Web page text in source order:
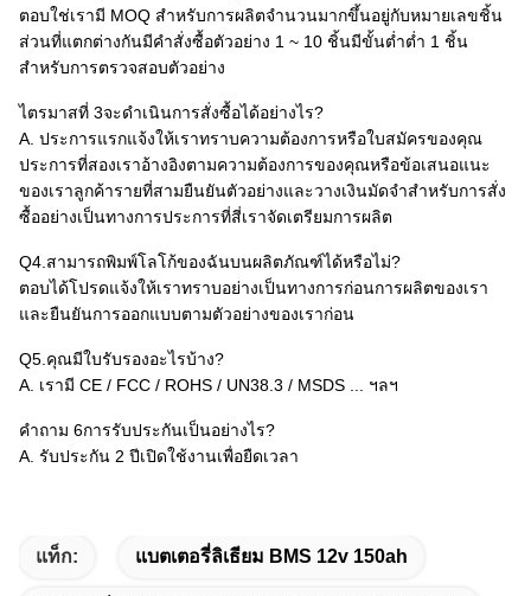
ตอบใช่เรามี MOQ สำหรับการผลิตจำนวนมากขึ้นอยู่กับหมายเลขชิ้น
ส่วนที่แตกต่างกันมีคำสั่งซื้อตัวอย่าง 1 ~ 10 ชิ้นมีขั้นต่ำต่ำ 1 ชิ้น
สำหรับการตรวจสอบตัวอย่าง
ไตรมาสที่ 3จะดำเนินการสั่งซื้อได้อย่างไร?
A. ประการแรกแจ้งให้เราทราบความต้องการหรือใบสมัครของคุณ
ประการที่สองเราอ้างอิงตามความต้องการของคุณหรือข้อเสนอแนะ
ของเราลูกค้ารายที่สามยืนยันตัวอย่างและวางเงินมัดจำสำหรับการสั่ง
ซื้ออย่างเป็นทางการประการที่สี่เราจัดเตรียมการผลิต
Q4.สามารถพิมพ์โลโก้ของฉันบนผลิตภัณฑ์ได้หรือไม่?
ตอบได้โปรดแจ้งให้เราทราบอย่างเป็นทางการก่อนการผลิตของเรา
และยืนยันการออกแบบตามตัวอย่างของเราก่อน
Q5.คุณมีใบรับรองอะไรบ้าง?
A. เรามี CE / FCC / ROHS / UN38.3 / MSDS ... ฯลฯ
คำถาม 6การรับประกันเป็นอย่างไร?
A. รับประกัน 2 ปีเปิดใช้งานเพื่อยืดเวลา
แท็ก: แบตเตอรี่ลิเธียม BMS 12v 150ah